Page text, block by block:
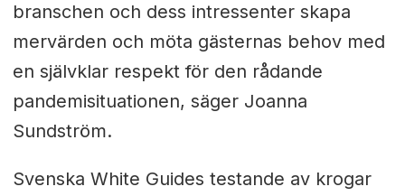
branschen och dess intressenter skapa
mervärden och möta gästernas behov med
en självklar respekt för den rådande
pandemisituationen, säger Joanna
Sundström.
Svenska White Guides testande av krogar